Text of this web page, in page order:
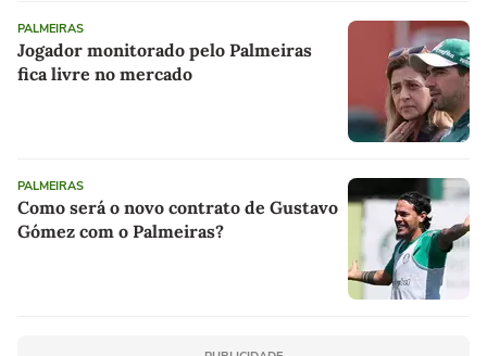
PALMEIRAS
Jogador monitorado pelo Palmeiras
fica livre no mercado
PALMEIRAS
Como será o novo contrato de Gustavo
Gómez com o Palmeiras?